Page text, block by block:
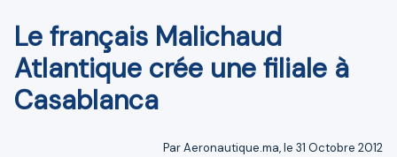
Le français Malichaud
Atlantique crée une filiale à
Casablanca
Par Aeronautique.ma, le 31 Octobre 2012